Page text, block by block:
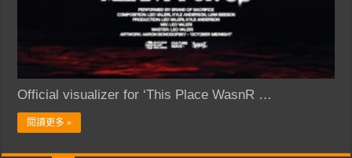
Official visualizer for ‘This Place WasnR …
閱讀更多 »